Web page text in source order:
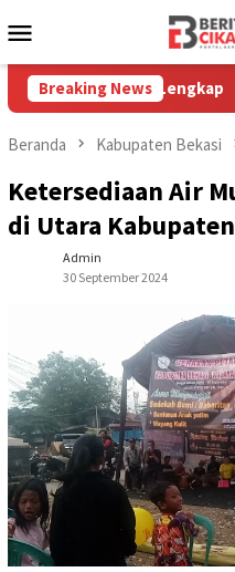
ke
Mobile
Breaking News
Izin Lengkap
Beranda Kabupaten Bekasi
Ketersediaan Air
di Utara
Admin
30 September 2024